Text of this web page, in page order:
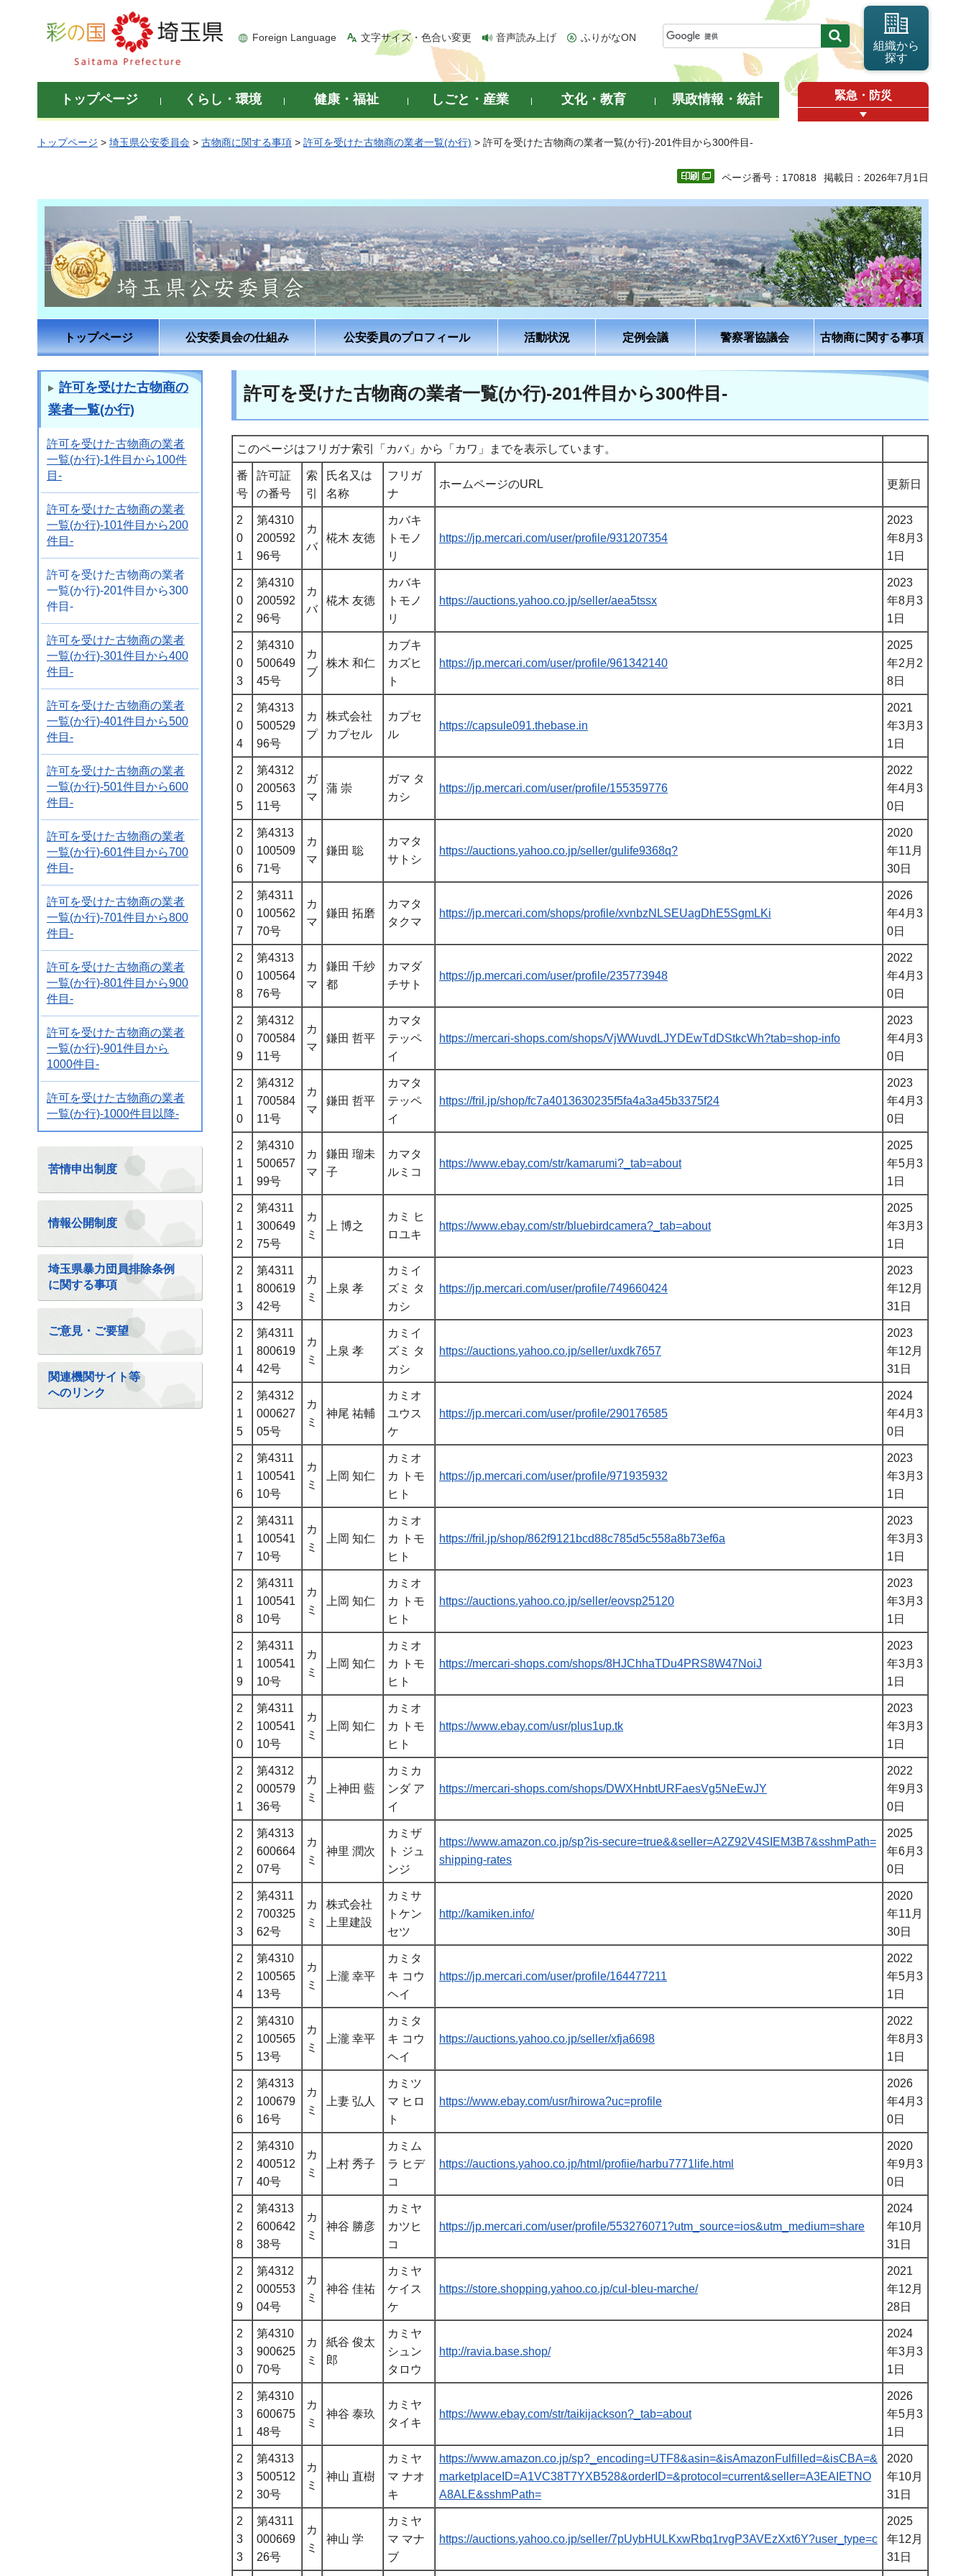
彩の国 埼玉県
Foreign Language 文字サイズ・色合い変更 音声読み上げ ふりがなON
組織から
探す
トップページ くらし・環境 健康・福祉 しごと・産業 文化・教育 県政情報・統計 緊急・防災
トップページ > 埼玉県公安委員会 > 古物商に関する事項 > 許可を受けた古物商の業者一覧(か行) > 許可を受けた古物商の業者一覧(か行)-201件目から300件目-
ページ番号：170818 掲載日：2026年7月1日
トップページ 公安委員会の仕組み 公安委員のプロフィール 活動状況 定例会議 警察署協議会 古物商に関する事項
許可を受けた古物商の
業者一覧(か行)
許可を受けた古物商の業者
一覧(か行)-1件目から100件
目-
許可を受けた古物商の業者
一覧(か行)-101件目から200
件目-
許可を受けた古物商の業者
一覧(か行)-201件目から300
件目-
許可を受けた古物商の業者
一覧(か行)-301件目から400
件目-
許可を受けた古物商の業者
一覧(か行)-401件目から500
件目-
許可を受けた古物商の業者
一覧(か行)-501件目から600
件目-
許可を受けた古物商の業者
一覧(か行)-601件目から700
件目-
許可を受けた古物商の業者
一覧(か行)-701件目から800
件目-
許可を受けた古物商の業者
一覧(か行)-801件目から900
件目-
許可を受けた古物商の業者
一覧(か行)-901件目から
1000件目-
許可を受けた古物商の業者
一覧(か行)-1000件目以降-
苦情申出制度
情報公開制度
埼玉県暴力団員排除条例
に関する事項
ご意見・ご要望
関連機関サイト等
へのリンク
許可を受けた古物商の業者一覧(か行)-201件目から300件目-
このページはフリガナ索引「カバ」から「カワ」までを表示しています。
番
号
許可証
の番号
索
引
氏名又は
名称
フリガ
ナ
ホームページのURL 更新日
2
0
1
第4310
200592
96号
カ
バ
椛木 友徳
カバキ
トモノ
リ
https://jp.mercari.com/user/profile/931207354
2023
年8月3
1日
2
0
2
第4310
200592
96号
カ
バ
椛木 友徳
カバキ
トモノ
リ
https://auctions.yahoo.co.jp/seller/aea5tssx
2023
年8月3
1日
2
0
3
第4310
500649
45号
カ
ブ
株木 和仁
カブキ
カズヒ
ト
https://jp.mercari.com/user/profile/961342140
2025
年2月2
8日
2
0
4
第4313
500529
96号
カ
プ
株式会社
カプセル
カプセ
ル
https://capsule091.thebase.in
2021
年3月3
1日
2
0
5
第4312
200563
11号
ガ
マ
蒲 崇
ガマ タ
カシ
https://jp.mercari.com/user/profile/155359776
2022
年4月3
0日
2
0
6
第4313
100509
71号
カ
マ
鎌田 聡
カマタ
サトシ
https://auctions.yahoo.co.jp/seller/gulife9368q?
2020
年11月
30日
2
0
7
第4311
100562
70号
カ
マ
鎌田 拓磨
カマタ
タクマ
https://jp.mercari.com/shops/profile/xvnbzNLSEUagDhE5SgmLKi
2026
年4月3
0日
2
0
8
第4313
100564
76号
カ
マ
鎌田 千紗
都
カマダ
チサト
https://jp.mercari.com/user/profile/235773948
2022
年4月3
0日
2
0
9
第4312
700584
11号
カ
マ
鎌田 哲平
カマタ
テッペ
イ
https://mercari-shops.com/shops/VjWWuvdLJYDEwTdDStkcWh?tab=shop-info
2023
年4月3
0日
2
1
0
第4312
700584
11号
カ
マ
鎌田 哲平
カマタ
テッペ
イ
https://fril.jp/shop/fc7a4013630235f5fa4a3a45b3375f24
2023
年4月3
0日
2
1
1
第4310
500657
99号
カ
マ
鎌田 瑠未
子
カマタ
ルミコ
https://www.ebay.com/str/kamarumi?_tab=about
2025
年5月3
1日
2
1
2
第4311
300649
75号
カ
ミ
上 博之
カミ ヒ
ロユキ
https://www.ebay.com/str/bluebirdcamera?_tab=about
2025
年3月3
1日
2
1
3
第4311
800619
42号
カ
ミ
上泉 孝
カミイ
ズミ タ
カシ
https://jp.mercari.com/user/profile/749660424
2023
年12月
31日
2
1
4
第4311
800619
42号
カ
ミ
上泉 孝
カミイ
ズミ タ
カシ
https://auctions.yahoo.co.jp/seller/uxdk7657
2023
年12月
31日
2
1
5
第4312
000627
05号
カ
ミ
神尾 祐輔
カミオ
ユウス
ケ
https://jp.mercari.com/user/profile/290176585
2024
年4月3
0日
2
1
6
第4311
100541
10号
カ
ミ
上岡 知仁
カミオ
カ トモ
ヒト
https://jp.mercari.com/user/profile/971935932
2023
年3月3
1日
2
1
7
第4311
100541
10号
カ
ミ
上岡 知仁
カミオ
カ トモ
ヒト
https://fril.jp/shop/862f9121bcd88c785d5c558a8b73ef6a
2023
年3月3
1日
2
1
8
第4311
100541
10号
カ
ミ
上岡 知仁
カミオ
カ トモ
ヒト
https://auctions.yahoo.co.jp/seller/eovsp25120
2023
年3月3
1日
2
1
9
第4311
100541
10号
カ
ミ
上岡 知仁
カミオ
カ トモ
ヒト
https://mercari-shops.com/shops/8HJChhaTDu4PRS8W47NoiJ
2023
年3月3
1日
2
2
0
第4311
100541
10号
カ
ミ
上岡 知仁
カミオ
カ トモ
ヒト
https://www.ebay.com/usr/plus1up.tk
2023
年3月3
1日
2
2
1
第4312
000579
36号
カ
ミ
上神田 藍
カミカ
ンダ ア
イ
https://mercari-shops.com/shops/DWXHnbtURFaesVg5NeEwJY
2022
年9月3
0日
2
2
2
第4313
600664
07号
カ
ミ
神里 潤次
カミザ
ト ジュ
ンジ
https://www.amazon.co.jp/sp?is-secure=true&&seller=A2Z92V4SIEM3B7&sshmPath=
shipping-rates
2025
年6月3
0日
2
2
3
第4311
700325
62号
カ
ミ
株式会社
上里建設
カミサ
トケン
セツ
http://kamiken.info/
2020
年11月
30日
2
2
4
第4310
100565
13号
カ
ミ
上瀧 幸平
カミタ
キ コウ
ヘイ
https://jp.mercari.com/user/profile/164477211
2022
年5月3
1日
2
2
5
第4310
100565
13号
カ
ミ
上瀧 幸平
カミタ
キ コウ
ヘイ
https://auctions.yahoo.co.jp/seller/xfja6698
2022
年8月3
1日
2
2
6
第4313
100679
16号
カ
ミ
上妻 弘人
カミツ
マ ヒロ
ト
https://www.ebay.com/usr/hirowa?uc=profile
2026
年4月3
0日
2
2
7
第4310
400512
40号
カ
ミ
上村 秀子
カミム
ラ ヒデ
コ
https://auctions.yahoo.co.jp/html/profiie/harbu7771life.html
2020
年9月3
0日
2
2
8
第4313
600642
38号
カ
ミ
神谷 勝彦
カミヤ
カツヒ
コ
https://jp.mercari.com/user/profile/553276071?utm_source=ios&utm_medium=share
2024
年10月
31日
2
2
9
第4312
000553
04号
カ
ミ
神谷 佳祐
カミヤ
ケイス
ケ
https://store.shopping.yahoo.co.jp/cul-bleu-marche/
2021
年12月
28日
2
3
0
第4310
900625
70号
カ
ミ
紙谷 俊太
郎
カミヤ
シュン
タロウ
http://ravia.base.shop/
2024
年3月3
1日
2
3
1
第4310
600675
48号
カ
ミ
神谷 泰玖
カミヤ
タイキ
https://www.ebay.com/str/taikijackson?_tab=about
2026
年5月3
1日
2
3
2
第4313
500512
30号
カ
ミ
神山 直樹
カミヤ
マ ナオ
キ
https://www.amazon.co.jp/sp?_encoding=UTF8&asin=&isAmazonFulfilled=&isCBA=&
marketplaceID=A1VC38T7YXB528&orderID=&protocol=current&seller=A3EAIETNO
A8ALE&sshmPath=
2020
年10月
31日
2
3
3
第4311
000669
26号
カ
ミ
神山 学
カミヤ
マ マナ
ブ
https://auctions.yahoo.co.jp/seller/7pUybHULKxwRbq1rvgP3AVEzXxt6Y?user_type=c
2025
年12月
31日